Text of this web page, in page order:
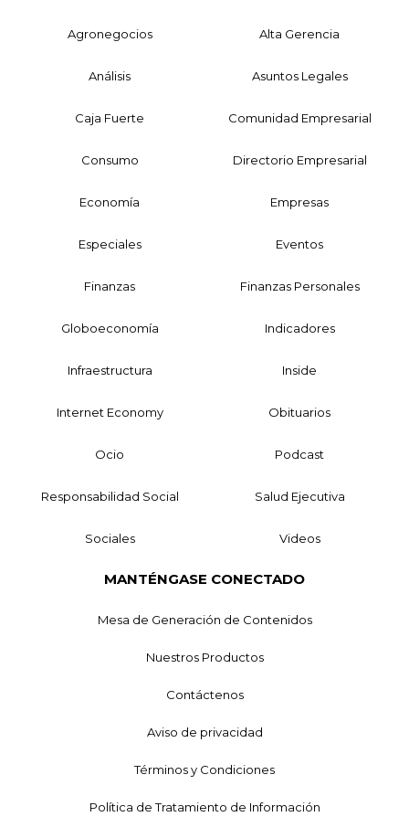
Agronegocios Alta Gerencia
Análisis Asuntos Legales
Caja Fuerte Comunidad Empresarial
Consumo Directorio Empresarial
Economía Empresas
Especiales Eventos
Finanzas Finanzas Personales
Globoeconomía Indicadores
Infraestructura Inside
Internet Economy Obituarios
Ocio Podcast
Responsabilidad Social Salud Ejecutiva
Sociales Videos
MANTÉNGASE CONECTADO
Mesa de Generación de Contenidos
Nuestros Productos
Contáctenos
Aviso de privacidad
Términos y Condiciones
Política de Tratamiento de Información